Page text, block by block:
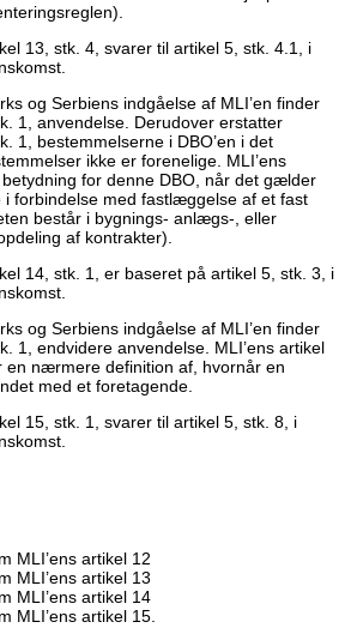
13, stk. 4, svarer til artikel 5, stk. 4.1, i
og Serbiens indgåelse af MLI’en finder
1, anvendelse. Derudover erstatter
1, bestemmelserne i DBO’en i det
ikke er forenelige. MLI’ens
for denne DBO, når det gælder
forbindelse med fastlæggelse af et fast
består i bygnings- anlægs-, eller
af kontrakter).
14, stk. 1, er baseret på artikel 5, stk. 3, i
og Serbiens indgåelse af MLI’en finder
1, endvidere anvendelse. MLI’ens artikel
en nærmere definition af, hvornår en
med et foretagende.
15, stk. 1, svarer til artikel 5, stk. 8, i
MLI’ens artikel 12
MLI’ens artikel 13
MLI’ens artikel 14
MLI’ens artikel 15.